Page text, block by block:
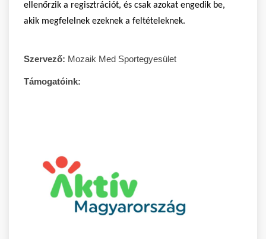
ellenőrzik a regisztrációt, és csak azokat engedik be,
akik megfelelnek ezeknek a feltételeknek.
Szervező: Mozaik Med Sportegyesület
Támogatóink: